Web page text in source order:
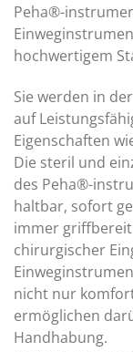
Peha®-
hochwertigem
Sie werden in
auf
Eigenschaften
Die steril und
des Peha®-
haltbar, sofort
immer
chirurgischer
nicht nur
ermöglichen
Handhabung.